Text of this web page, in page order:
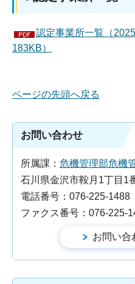
認定事業所一覧（
183KB）
ページの先頭へ戻る
お問い合わせ
所属課： 危機管理部危機
石川県金沢市鞍月1丁目1
電話番号：076-225-1488
ファクス番号：076-225-